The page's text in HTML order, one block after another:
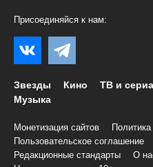
Присоединяйся к нам:
Звезды Кино ТВ и
Музыка
Монетизация сайтов
Пользовательское соглашение
Редакционные стандарты
О